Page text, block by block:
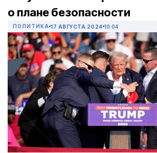
о плане безопасности
ПОЛИТИКА 17 АВГУСТА 2024 10:04